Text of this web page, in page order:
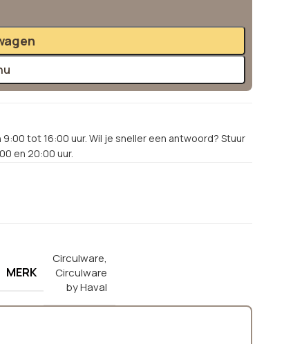
tot 16:00 uur. Wil je sneller een antwoord? Stuur
en 20:00 uur.
MERK
Circulware,
Circulware
by Haval